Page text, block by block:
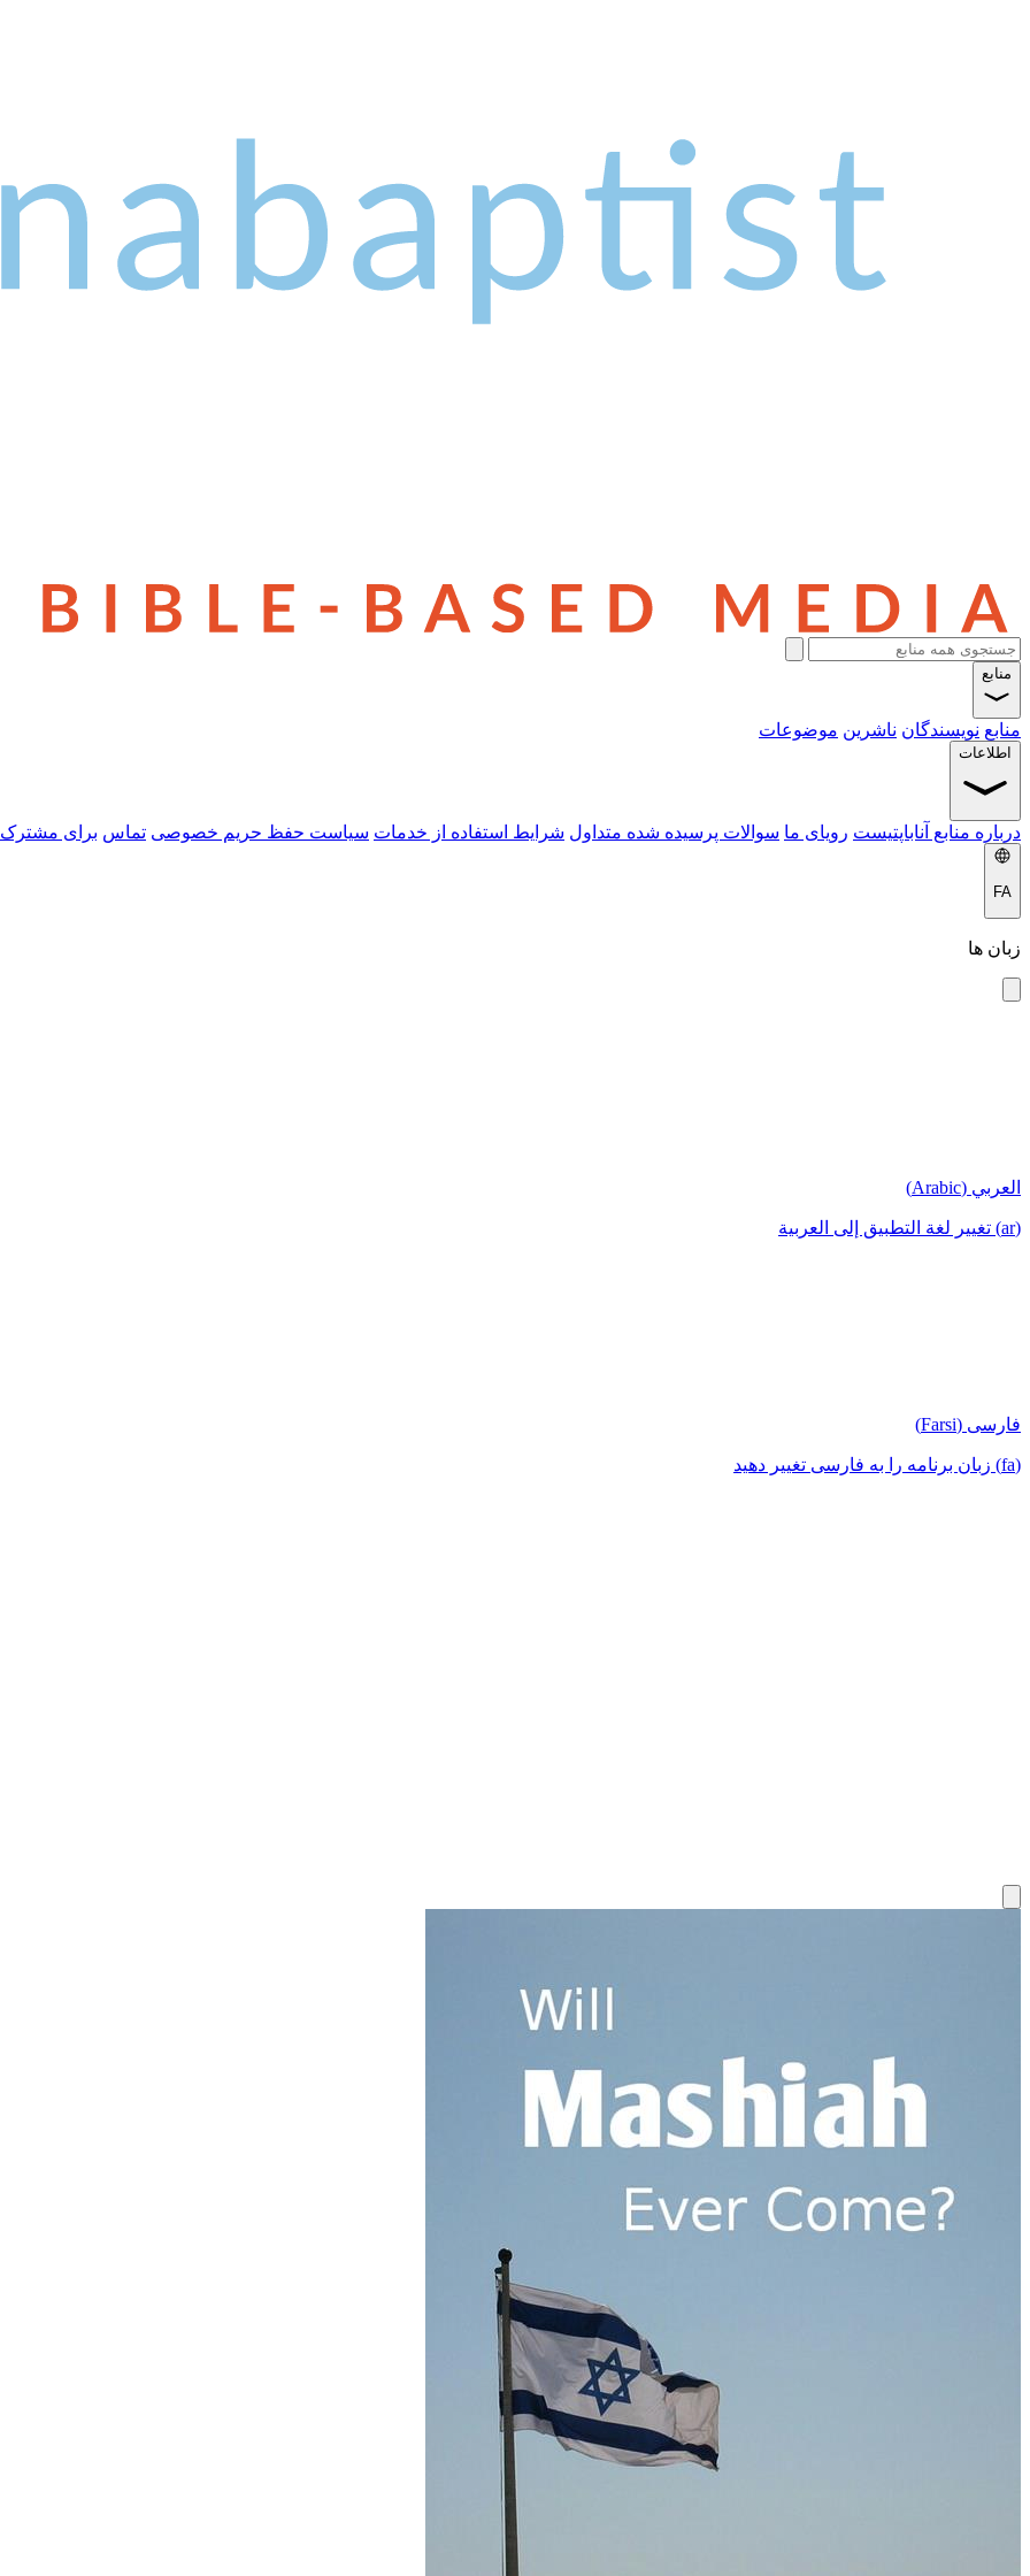
منابع
منابع نویسندگان ناشرین موضوعات
اطلاعات
درباره منابع آناباپتیست رویای ما سوالات پرسیده شده متداول شرایط استفاده از خدمات سیاست حفظ حریم خصوصی تماس برای
FA
زبان ها
العربي (Arabic)
(ar) تغيير لغة التطبيق إلى العربية
فارسی (Farsi)
(fa) زبان برنامه را به فارسی تغییر دهید